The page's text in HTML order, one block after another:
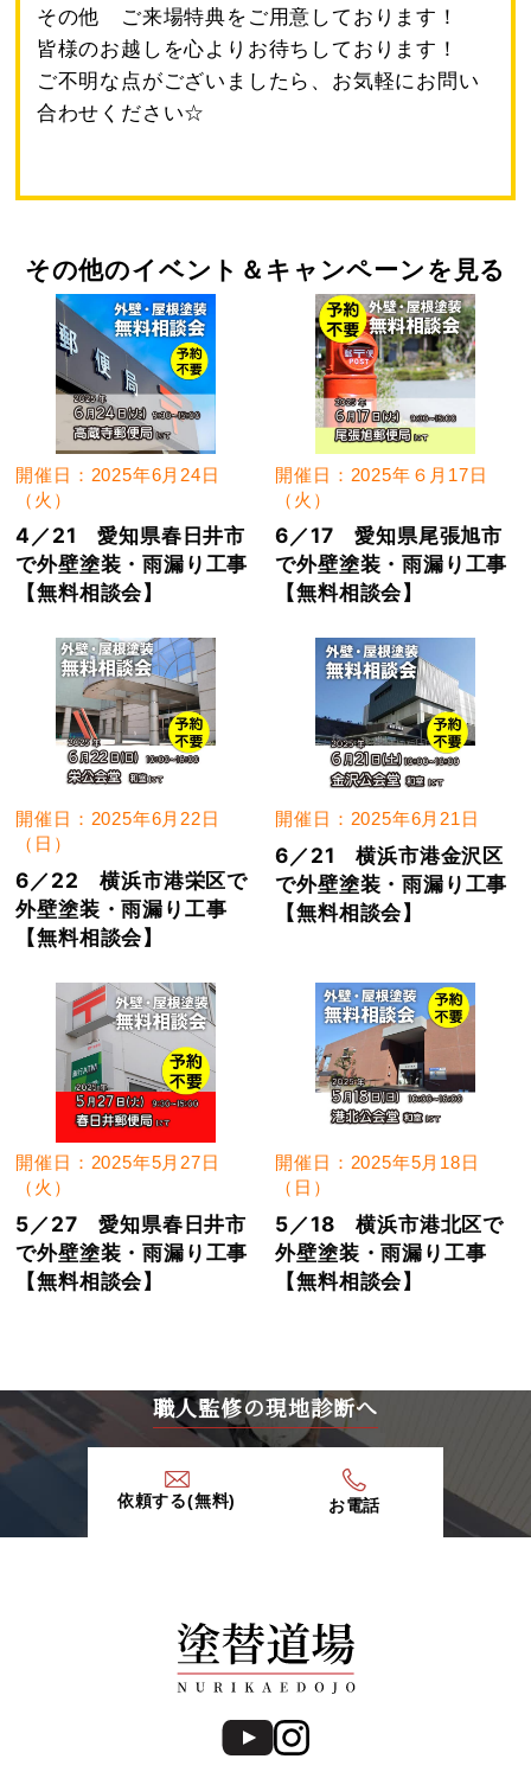
その他 ご来場特典をご用意しております！
皆様のお越しを心よりお待ちしております！
ご不明な点がございましたら、お気軽にお問い
合わせください☆
その他のイベント＆キャンペーンを見る
開催日：2025年6月24日
（火）
4／21 愛知県春日井市
で外壁塗装・雨漏り工事
【無料相談会】
開催日：2025年６月17日
（火）
6／17 愛知県尾張旭市
で外壁塗装・雨漏り工事
【無料相談会】
開催日：2025年6月22日
（日）
6／22 横浜市港栄区で
外壁塗装・雨漏り工事
【無料相談会】
開催日：2025年6月21日
6／21 横浜市港金沢区
で外壁塗装・雨漏り工事
【無料相談会】
開催日：2025年5月27日
（火）
5／27 愛知県春日井市
で外壁塗装・雨漏り工事
【無料相談会】
開催日：2025年5月18日
（日）
5／18 横浜市港北区で
外壁塗装・雨漏り工事
【無料相談会】
職人監修の現地診断へ
依頼する(無料) お電話